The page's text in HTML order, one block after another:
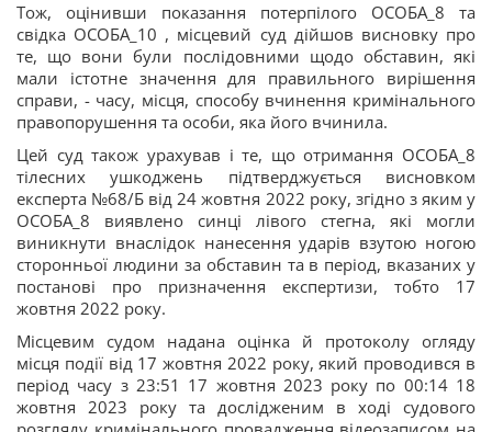
Тож, оцінивши показання потерпілого ОСОБА_8 та
свідка ОСОБА_10 , місцевий суд дійшов висновку про
те, що вони були послідовними щодо обставин, які
мали істотне значення для правильного вирішення
справи, - часу, місця, способу вчинення кримінального
правопорушення та особи, яка його вчинила.
Цей суд також урахував і те, що отримання ОСОБА_8
тілесних ушкоджень підтверджується висновком
експерта №68/Б від 24 жовтня 2022 року, згідно з яким у
ОСОБА_8 виявлено синці лівого стегна, які могли
виникнути внаслідок нанесення ударів взутою ногою
сторонньої людини за обставин та в період, вказаних у
постанові про призначення експертизи, тобто 17
жовтня 2022 року.
Місцевим судом надана оцінка й протоколу огляду
місця події від 17 жовтня 2022 року, який проводився в
період часу з 23:51 17 жовтня 2023 року по 00:14 18
жовтня 2023 року та дослідженим в ході судового